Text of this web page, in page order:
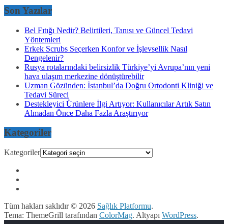
Son Yazılar
Bel Fıtığı Nedir? Belirtileri, Tanısı ve Güncel Tedavi
Yöntemleri
Erkek Scrubs Seçerken Konfor ve İşlevsellik Nasıl
Dengelenir?
Rusya rotalarındaki belirsizlik Türkiye’yi Avrupa’nın yeni
hava ulaşım merkezine dönüştürebilir
Uzman Gözünden: İstanbul’da Doğru Ortodonti Kliniği ve
Tedavi Süreci
Destekleyici Ürünlere İlgi Artıyor: Kullanıcılar Artık Satın
Almadan Önce Daha Fazla Araştırıyor
Kategoriler
Kategoriler
Tüm hakları saklıdır © 2026 Sağlık Platformu.
Tema: ThemeGrill tarafından ColorMag. Altyapı WordPress.